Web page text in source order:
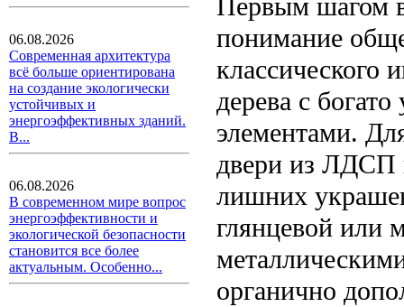
06.08.2026
Современная архитектура
всё больше ориентирована
на создание экологически
устойчивых и
энергоэффективных зданий.
В...
06.08.2026
В современном мире вопрос
энергоэффективности и
экологической безопасности
становится все более
актуальным. Особенно...
Первым шагом
понимание
классического
дерева с
элементами.
двери из ЛДСП
лишних
глянцевой или
органично